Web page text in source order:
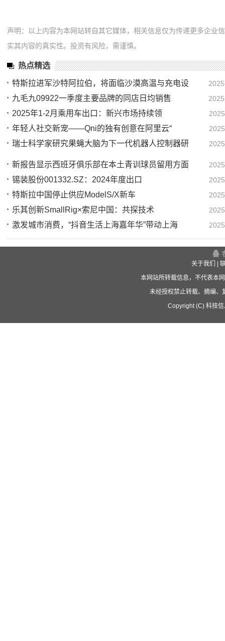
声明：以上内容为本网站转自其它媒体，相关信息仅为传递更多企业
实其内容的真实性。投资有风险，需谨慎。
热点精选
特斯拉进军沙特阿拉伯，将面临沙漠高温与充电设
九毛九09922一季度主要品牌的同店日均销售
2025年1-2月乘用车出口：新兴市场持续领
年轻人社交新宠——Qni的独有创意在阿里云“
瑞士科学家研究果蝇大脑为下一代机器人控制器研
新报告显示西班牙俱乐部在本土青训球员留用方面
锡装股份001332.SZ：2024年度出口
特斯拉中国停止供应ModelS/X新车
乐其创新SmallRig×索尼中国：共探技术
激发城市消费，“抖音生活上海嘉年华”带动上海
关于我们
本网站所转载信息，不代表本
未经授权禁止转载、摘编、
Copyright (C) 科技